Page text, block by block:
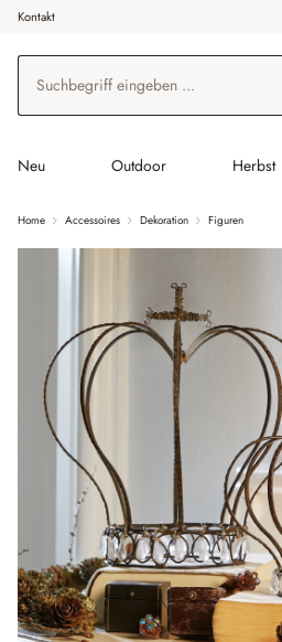
Hauptinhalt springen
Zur Suche springen
Zur Hauptnavigation springen
Kontakt
Neu Outdoor Herbst
Home Accessoires Dekoration Figuren